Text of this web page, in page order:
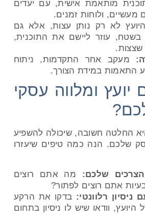
מותאמת אישית, עם יעדים
מעשיים, ולוחות זמנים.
לא רק נותן עצות, אלא גם
עוזר ליישם את התוכנית,
שצצות.
מעקב אחר התקדמות, ניתוח
התאמות במידת הצורך.
יועץ ומלווה עסקי
החלטה חשובה, שיכולה להשפיע
שלכם. הנה כמה טיפים שיעזרו
שלכם: מה אתם רוצים
אתם רוצים לפתור?
ניסיון רלוונטי: בדקו את הרקע
וודאו שיש לו ניסיון בתחום